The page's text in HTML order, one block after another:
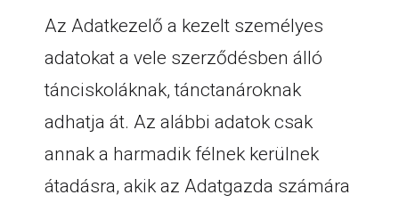
Az Adatkezelő a kezelt személyes
adatokat a vele szerződésben álló
tánciskoláknak, tánctanároknak
adhatja át. Az alábbi adatok csak
annak a harmadik félnek kerülnek
átadásra, akik az Adatgazda számára